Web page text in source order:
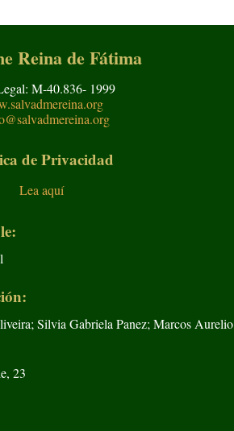
Reina de Fátima
M-40.836- 1999
de Privacidad
Lea aquí
Silvia Gabriela Panez; Marcos
23